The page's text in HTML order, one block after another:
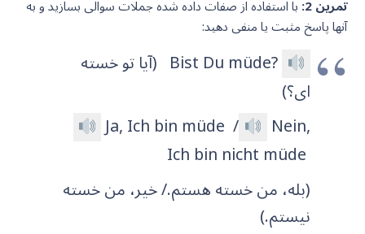
تمرین 2: با استفاده از صفات داده شده جملات سوالی بسازید و به
آنها پاسخ مثبت یا منفی دهید:
?Bist Du müde
(آیا تو خسته
ای؟)
Ja, Ich bin müde /
Nein,
Ich bin nicht müde
(بله، من خسته هستم./ خیر، من خسته
نیستم.)